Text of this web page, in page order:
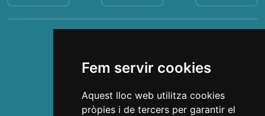
Fem servir cookies
Aquest lloc web utilitza cookies
pròpies i de tercers per garantir el
Gaudí Centre Reus
Casa Navàs
L'Enològica